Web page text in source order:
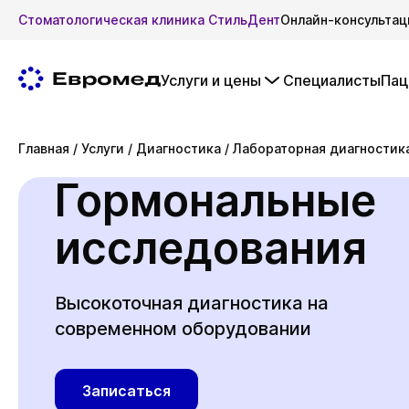
Стоматологическая клиника СтильДентОнлайн-
Услуги и цены Специалисты
Главная / Услуги / Диагностика / Лабораторная
Гормональные
исследования
Высокоточная диагностика на
современном оборудовании
Записаться